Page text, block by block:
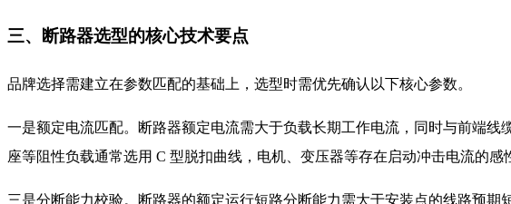
三、断路器选型的核心技术要点
品牌选择需建立在参数匹配的基础上，选型时需优先确认以下核心参数。
一是额定电流匹配。断路器额定电流需大于负载长期工作电流，同时与前端
座等阻性负载通常选用 C 型脱扣曲线，电机、变压器等存在启动冲击电流的感
三是分断能力校验。断路器的额定运行短路分断能力需大于安装点的线路预